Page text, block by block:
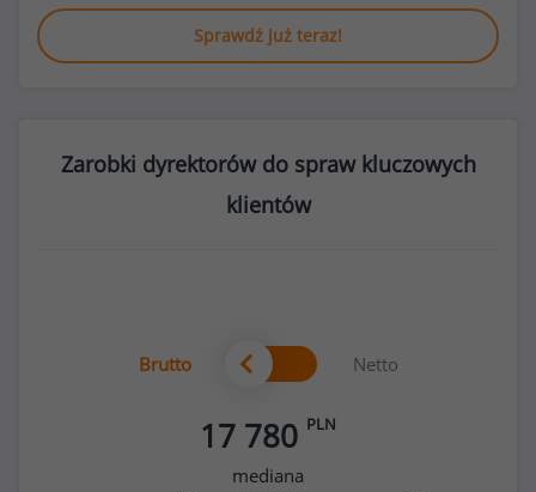
Sprawdź już teraz!
Zarobki dyrektorów do spraw kluczowych
klientów
Brutto Netto
17 780 PLN
mediana